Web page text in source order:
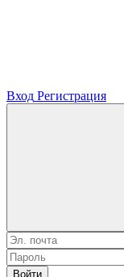
Вход Регистрация
Войти